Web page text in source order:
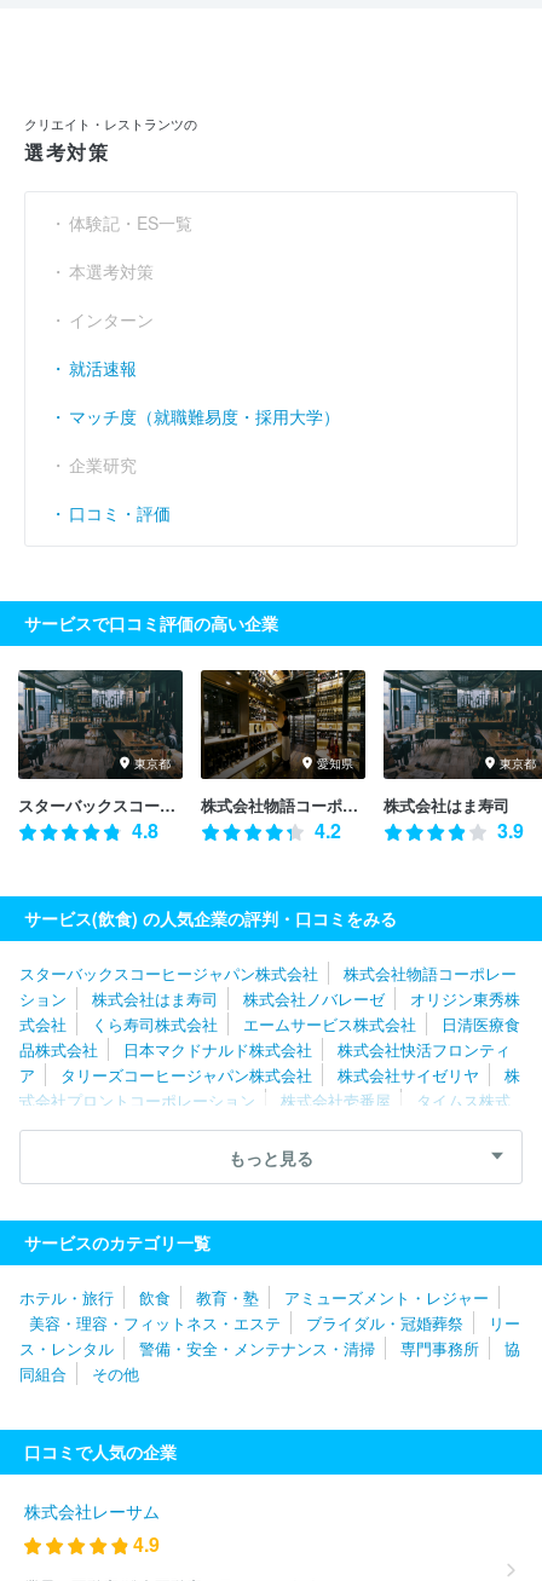
クリエイト・レストランツの
選考対策
体験記・ES一覧
本選考対策
インターン
就活速報
マッチ度（就職難易度・採用大学）
企業研究
口コミ・評価
サービスで口コミ評価の高い企業
東京都
スターバックスコーヒージャパン株式会社
4.8
愛知県
株式会社物語コーポレーション
4.2
東京都
株式会社はま寿司
3.9
サービス(飲食) の人気企業の評判・口コミをみる
スターバックスコーヒージャパン株式会社
株式会社物語コーポレー
ション
株式会社はま寿司 株式会社ノバレーゼ
オリジン東秀株
式会社
くら寿司株式会社 エームサービス株式会社
日清医療食
品株式会社
日本マクドナルド株式会社
株式会社快活フロンティ
ア
タリーズコーヒージャパン株式会社 株式会社サイゼリヤ
株
式会社プロントコーポレーション
株式会社壱番屋
タイムス株式
会社
スガキコシステムズ株式会社 株式会社木曽路
株式会社王
株式会社なか卯 株式会社ブロンコビリー
式会社シャノアール
会社あみやき亭
株式会社松屋フーズホールディングス
株式会社
ＪＲ東日本フーズ
株式会社ピーアップ
もっと見る
サービスのカテゴリ一覧
ホテル・旅行 飲食 教育・塾
アミューズメント・レジャー
美容・理容・フィットネス・エステ
ブライダル・冠婚葬祭
リー
ス・レンタル
警備・安全・メンテナンス・清掃 専門事務所
協
同組合
その他
口コミで人気の企業
株式会社レーサム
4.9